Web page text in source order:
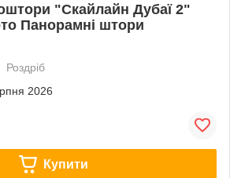
"Скайлайн Дубаї 2"
Панорамні штори
Роздріб
2026
Купити